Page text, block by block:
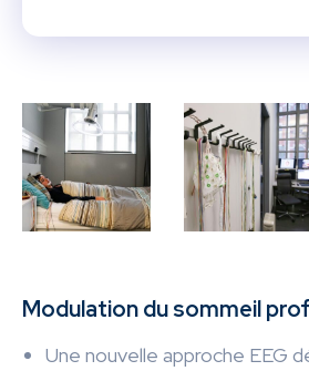
Modulation du sommeil
Une nouvelle approche EEG